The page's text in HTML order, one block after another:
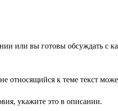
или вы готовы обсуждать с
относящийся к теме текст
укажите это в описании.